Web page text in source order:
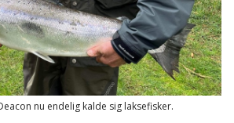
nu endelig kalde sig laksefisker.